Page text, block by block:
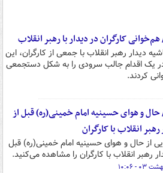
کارگران در دیدار با رهبر انقلاب
دیدار رهبر انقلاب با جمعی از کارگران، این
یک اقدام جالب سرودی را به شکل دستجمعی
کردند.
حال و هوای حسینیه امام خمینی(ره) قبل از
رهبر انقلاب با کارگران
از حال و هوای حسینیه امام خمینی(ره) قبل
رهبر انقلاب با کارگران را مشاهده می‌کنید.